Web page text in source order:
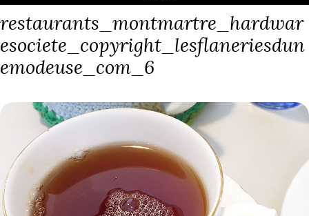
restaurants_montmartre_hardwar
esociete_copyright_lesflaneriesdun
emodeuse_com_6